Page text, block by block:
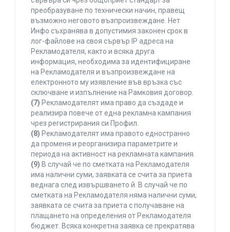
преобразуване по технически начин, правещ
възможно неговото възпроизвеждане. Нет
Инфо съхранява в допустимия законен срок в
лог-файлове на своя сървър IP адреса на
Рекламодателя, както и всяка друга
информация, необходима за идентифициране
на Рекламодателя и възпроизвеждане на
електронното му изявление във връзка със
сключване и изпълнение на Рамковия договор.
(7) Рекламодателят има право да създаде и
реализира повече от една рекламна кампания
чрез регистрирания си Профил.
(8) Рекламодателят има правото едностранно
да променя и реорганизира параметрите и
периода на активност на рекламната кампания.
(9) В случай че по сметката на Рекламодателя
има налични суми, заявката се счита за приета
веднага след извършването й. В случай че по
сметката на Рекламодателя няма налични суми,
заявката се счита за приета с получаване на
плащането на определения от Рекламодателя
бюджет. Всяка конкретна заявка се прекратява